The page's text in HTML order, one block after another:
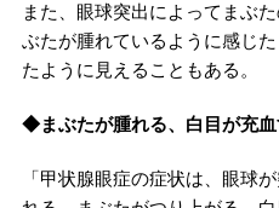
また、眼球突出によってまぶ
ぶたが腫れているように感じ
たように見えることもある。
◆まぶたが腫れる、白目が充
「甲状腺眼症の症状は、眼球